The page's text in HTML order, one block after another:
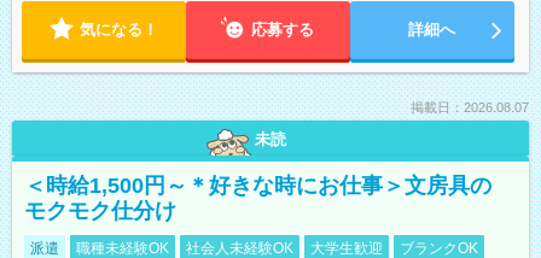
気になる！ 応募する 詳細へ
掲載日：2026.08.07
未読
＜時給1,500円～＊好きな時にお仕事＞文房具の
モクモク仕分け
派遣 職種未経験OK 社会人未経験OK 大学生歓迎
ブランクOK